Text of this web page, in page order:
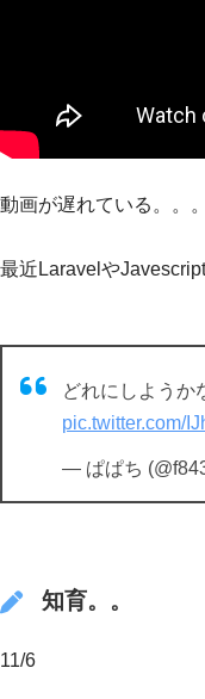
動画が遅れている。。。
最近Laravelや
どれにしようか
pic.twitter.com/
— ぱぱち
知育。。
11/6